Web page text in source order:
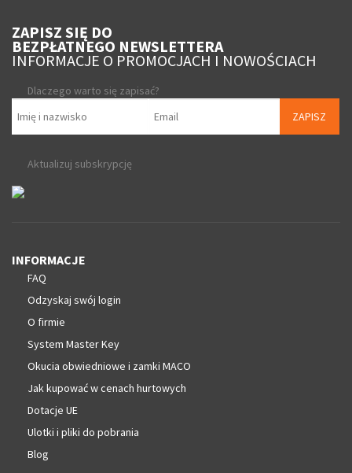
ZAPISZ SIĘ DO
BEZPŁATNEGO NEWSLETTERA
INFORMACJE O PROMOCJACH I NOWOŚCIACH
Dlaczego warto się zapisać?
ZAPISZ
Aktualizuj subskrypcję
INFORMACJE
FAQ
Odzyskaj swój login
O firmie
System Master Key
Okucia obwiedniowe i zamki MACO
Jak kupować w cenach hurtowych
Dotacje UE
Ulotki i pliki do pobrania
Blog